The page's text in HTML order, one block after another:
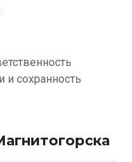
и сохранность